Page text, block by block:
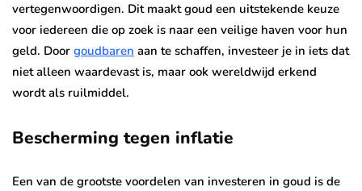
vertegenwoordigen. Dit maakt goud een uitstekende keuze
voor iedereen die op zoek is naar een veilige haven voor hun
geld. Door goudbaren aan te schaffen, investeer je in iets dat
niet alleen waardevast is, maar ook wereldwijd erkend
wordt als ruilmiddel.
Bescherming tegen inflatie
Een van de grootste voordelen van investeren in goud is de